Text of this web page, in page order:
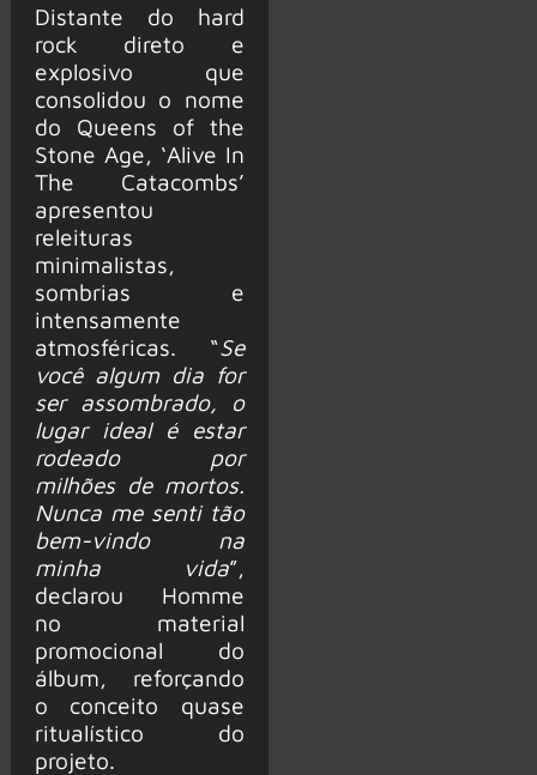
Distante do hard
rock direto e
explosivo que
consolidou o nome
do Queens of the
Stone Age, ‘Alive In
The Catacombs’
apresentou
releituras
minimalistas,
sombrias e
intensamente
atmosféricas. “Se
você algum dia for
ser assombrado, o
lugar ideal é estar
rodeado por
milhões de mortos.
Nunca me senti tão
bem-vindo na
minha vida”,
declarou Homme
no material
promocional do
álbum, reforçando
o conceito quase
ritualístico do
projeto.